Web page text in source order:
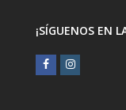
¡SÍGUENOS EN
FacebookInstagram